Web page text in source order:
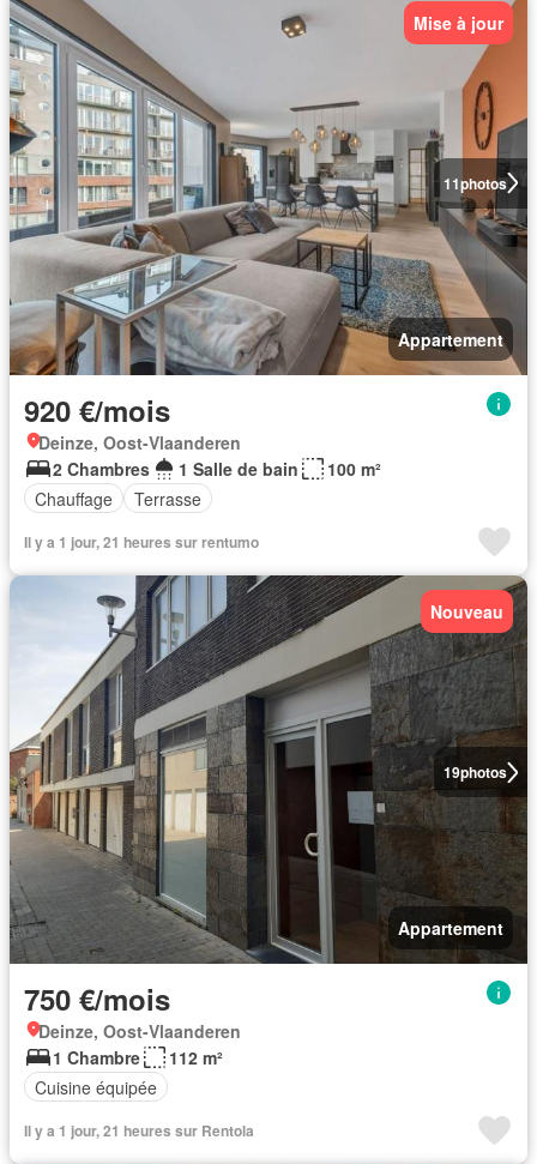
11photos
Mise à jour
Appartement
920 €/mois
Deinze, Oost-Vlaanderen
2 Chambres
1 Salle de bain
100 m²
Chauffage
Terrasse
Il y a 1 jour, 21 heures sur rentumo
19photos
Nouveau
Appartement
750 €/mois
Deinze, Oost-Vlaanderen
1 Chambre
112 m²
Cuisine équipée
Il y a 1 jour, 21 heures sur Rentola